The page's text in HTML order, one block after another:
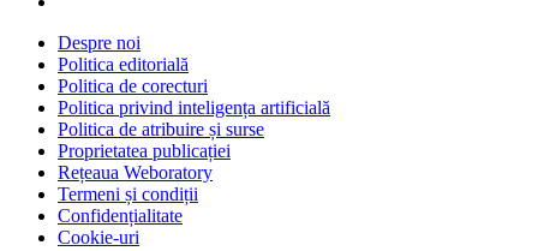
Despre noi
Politica editorială
Politica de corecturi
Politica privind inteligența artificială
Politica de atribuire și surse
Proprietatea publicației
Rețeaua Weboratory
Termeni și condiții
Confidențialitate
Cookie-uri